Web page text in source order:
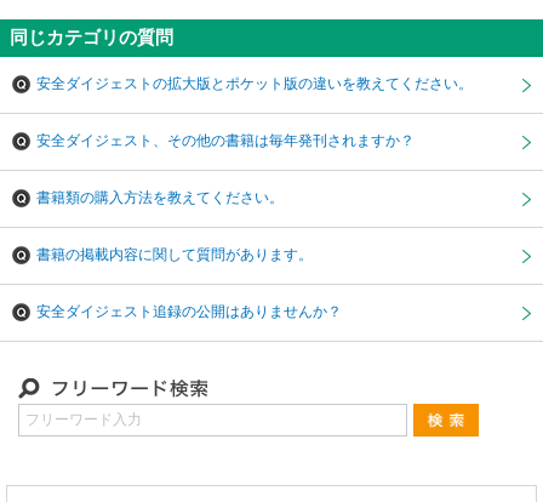
同じカテゴリの質問
安全ダイジェストの拡大版とポケット版の違いを教えてください。
安全ダイジェスト、その他の書籍は毎年発刊されますか？
書籍類の購入方法を教えてください。
書籍の掲載内容に関して質問があります。
安全ダイジェスト追録の公開はありませんか？